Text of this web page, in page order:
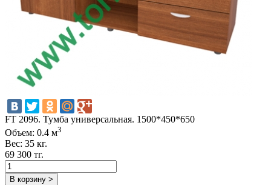
FT 2096. Тумба универсальная. 1500*450*650
Объем: 0.4 м3
Вес: 35 кг.
69 300 тг.
В корзину >